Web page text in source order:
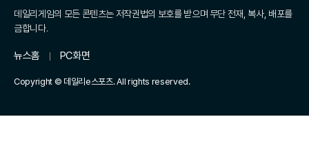
데일리게임의 모든 콘텐츠는 저작권법의 보호를 받으며 무단 전재, 복사, 배포를
금합니다.
뉴스홈 PC화면
Copyright © 데일리e스포츠. All rights reserved.